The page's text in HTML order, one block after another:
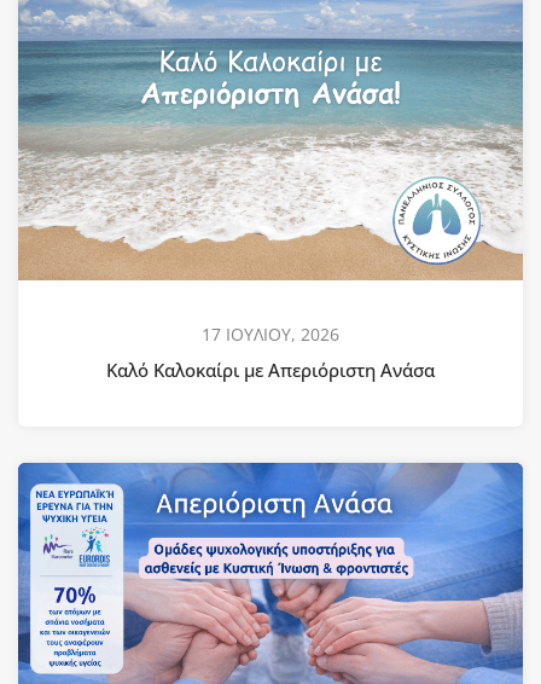
17 ΙΟΥΛΙΟΥ, 2026
Καλό Καλοκαίρι με Απεριόριστη Ανάσα